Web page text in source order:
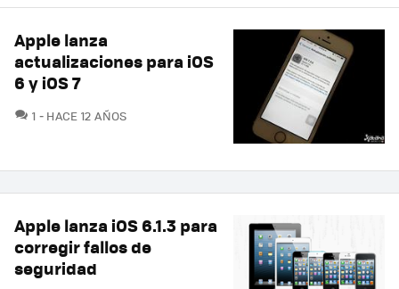
Apple lanza
actualizaciones para iOS
6 y iOS 7
1 COMENTARIOS
HACE 12 AÑOS
Apple lanza iOS 6.1.3 para
corregir fallos de
seguridad